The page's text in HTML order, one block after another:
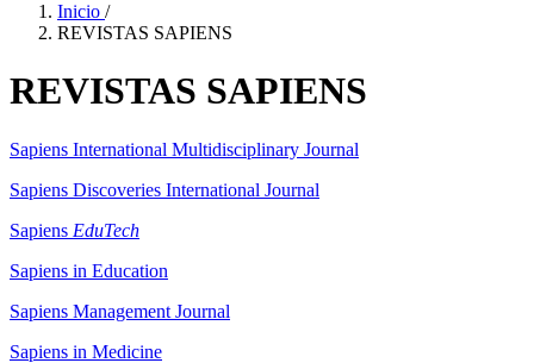
Inicio /
REVISTAS SAPIENS
REVISTAS SAPIENS
Sapiens International Multidisciplinary Journal
Sapiens Discoveries International Journal
Sapiens EduTech
Sapiens in Education
Sapiens Management Journal
Sapiens in Medicine